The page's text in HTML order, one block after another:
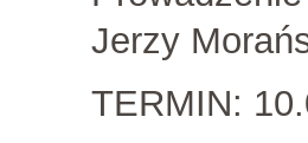
Jerzy
TERMIN: